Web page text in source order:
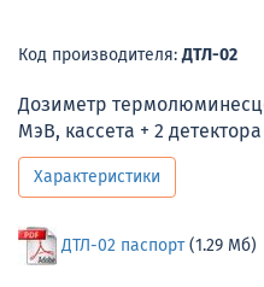
Код производителя:ДТЛ-02
Дозиметр
МэВ, кассета + 2
Характеристики
ДТЛ-02 паспорт(1.29 Мб)